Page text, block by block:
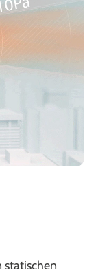
statischen